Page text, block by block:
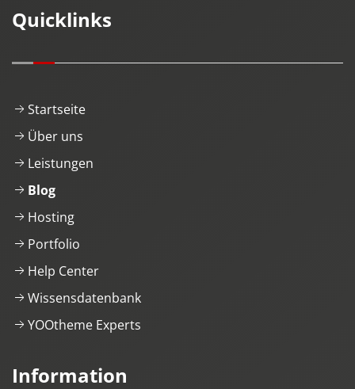
Quicklinks
Startseite
Über uns
Leistungen
Blog
Hosting
Portfolio
Help Center
Wissensdatenbank
YOOtheme Experts
Information